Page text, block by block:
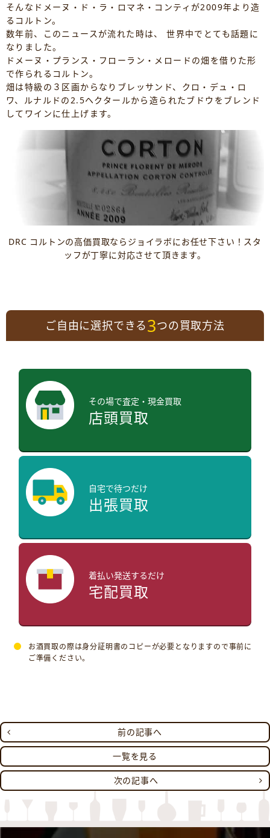
そんなドメーヌ・ド・ラ・ロマネ・コンティが2009年より造
るコルトン。
数年前、このニュースが流れた時は、 世界中でとても話題に
なりました。
ドメーヌ・プランス・フローラン・メロードの畑を借りた形
で作られるコルトン。
畑は特級の３区画からなりブレッサンド、クロ・デュ・ロ
ワ、ルナルドの2.5ヘクタールから造られたブドウをブレンド
してワインに仕上げます。
DRC コルトンの高価買取ならジョイラボにお任せ下さい！スタ
ッフが丁寧に対応させて頂きます。
ご自由に選択できる3つの買取方法
その場で査定・現金買取
店頭買取
自宅で待つだけ
出張買取
着払い発送するだけ
宅配買取
お酒買取の際は身分証明書のコピーが必要となりますので事前に
ご準備ください。
前の記事へ
一覧を見る
次の記事へ